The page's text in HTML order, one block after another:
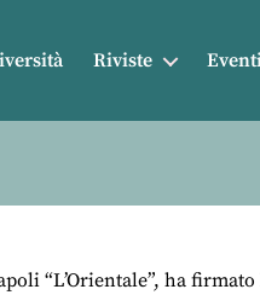
Riviste
“L’Orientale”, ha